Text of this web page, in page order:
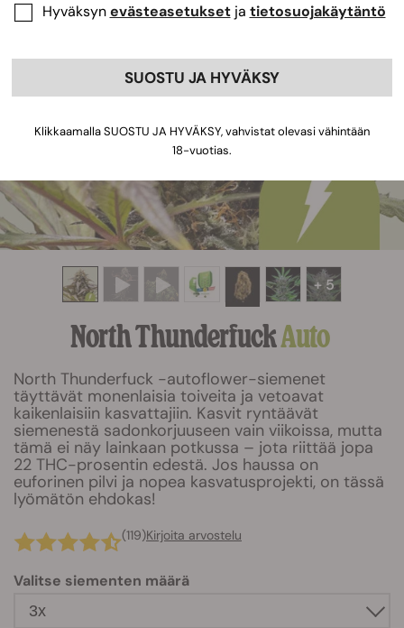
+ 5
North ThunderfuckAuto
North Thunderfuck -autoflower-siemenet
täyttävät monenlaisia toiveita ja vetoavat
kaikenlaisiin kasvattajiin. Kasvit ryntäävät
siemenestä sadonkorjuuseen vain viikoissa, mutta
tämä ei näy lainkaan potkussa – jota riittää jopa
22 THC-prosentin edestä. Jos haussa on
euforinen pilvi ja nopea kasvatusprojekti, on tässä
lyömätön ehdokas!
(119)Kirjoita arvostelu
Valitse siementen määrä
Hyväksynevästeasetuksetja tietosuojakäytäntö
SUOSTU JA HYVÄKSY
Klikkaamalla SUOSTU JA HYVÄKSY, vahvistat olevasi vähintään
18-vuotias.